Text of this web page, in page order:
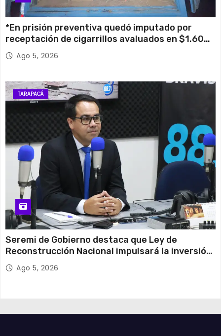
*En prisión preventiva quedó imputado por
receptación de cigarrillos avaluados en $1.600
millones*
Ago 5, 2026
TARAPACÁ
Seremi de Gobierno destaca que Ley de
Reconstrucción Nacional impulsará la inversión
y el empleo en Tarapacá
Ago 5, 2026